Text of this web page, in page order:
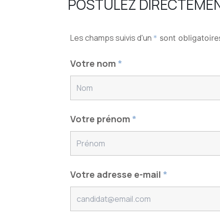
POSTULEZ
Les champs suivis d'un * sont
Votre nom *
Votre prénom *
Votre adresse e-mail *